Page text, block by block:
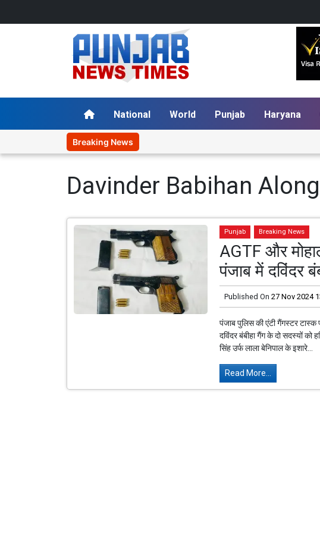
National World Punjab Haryana
Breaking News
Davinder Babihan
Punjab Breaking News
AGTF और
पंजाब में दविंदर
Published On 27 Nov 2024
पंजाब पुलिस की एंटी गैंगस्टर टास्क
दविंदर बंबीहा गैंग के दो सदस्यों को
सिंह उर्फ ​​लाला बेनिपाल के इशारे...
Read More...